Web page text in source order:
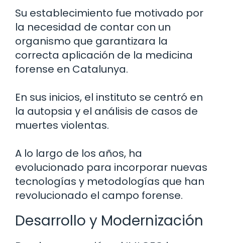
Su establecimiento fue motivado por
la necesidad de contar con un
organismo que garantizara la
correcta aplicación de la medicina
forense en Catalunya.
En sus inicios, el instituto se centró en
la autopsia y el análisis de casos de
muertes violentas.
A lo largo de los años, ha
evolucionado para incorporar nuevas
tecnologías y metodologías que han
revolucionado el campo forense.
Desarrollo y Modernización